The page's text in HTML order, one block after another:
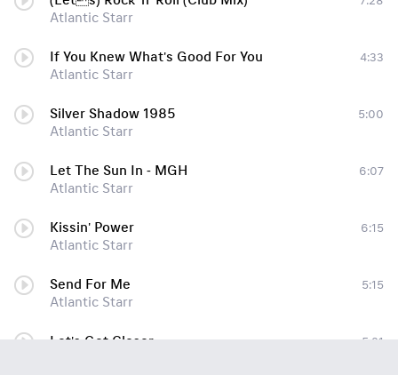
Atlantic Starr
If You Knew What's Good For You
Atlantic Starr
4:33
Silver Shadow 1985
Atlantic Starr
5:00
Let The Sun In - MGH
Atlantic Starr
6:07
Kissin' Power
Atlantic Starr
6:15
Send For Me
Atlantic Starr
5:15
Let's Get Closer
5:21